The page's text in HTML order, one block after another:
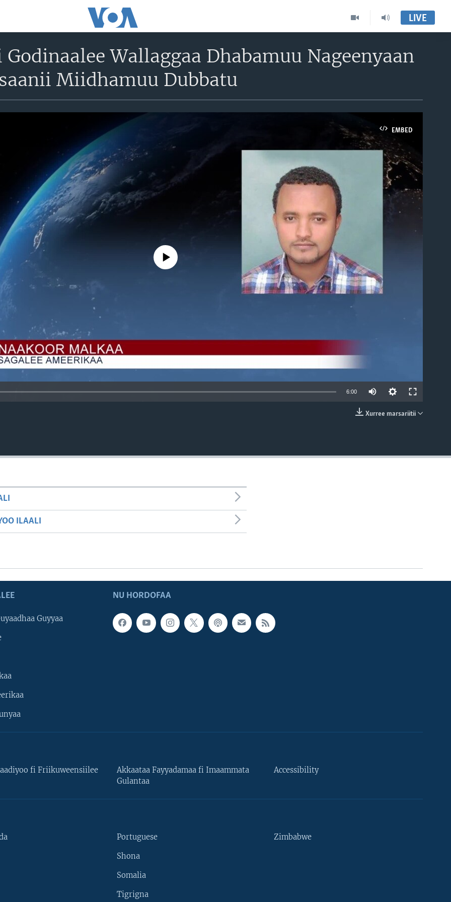
LIVE
Wallaggaa Dhabamuu Nageenyaan
Miidhamuu Dubbatu
EMBED
No media source currently available
6:00
Xurree marsariitii
ILAALI
NU HORDOFAA
Guyyaa
fi Friikuweensiilee
Akkaataa Fayyadamaa fi Imaammata
Gulantaa
Accessibility
Portuguese
Shona
Somalia
Tigrigna
Zimbabwe